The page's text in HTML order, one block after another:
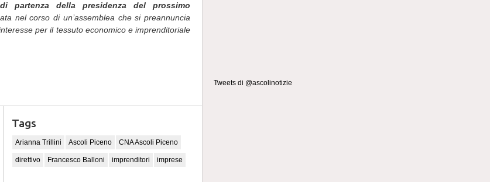
partenza della presidenza del prossimo
nel corso di un’assemblea che si preannuncia
per il tessuto economico e imprenditoriale
Tags
Arianna Trillini Ascoli Piceno CNA Ascoli Piceno
direttivo Francesco Balloni imprenditori imprese
Tweets di @ascolinotizie